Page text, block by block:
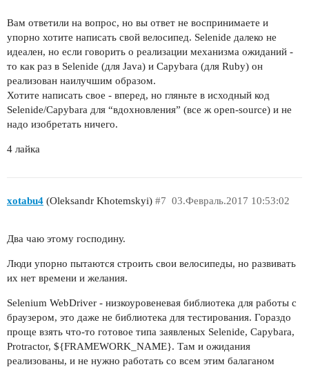
Вам ответили на вопрос, но вы ответ не воспринимаете и
упорно хотите написать свой велосипед. Selenide далеко не
идеален, но если говорить о реализации механизма ожиданий -
то как раз в Selenide (для Java) и Capybara (для Ruby) он
реализован наилучшим образом.
Хотите написать свое - вперед, но гляньте в исходный код
Selenide/Capybara для “вдохновления” (все ж open-source) и не
надо изобретать ничего.
4 лайка
xotabu4 (Oleksandr Khotemskyi) 03.Февраль.2017 10:53:02
#7
Два чаю этому господину.
Люди упорно пытаются строить свои велосипеды, но развивать
их нет времени и желания.
Selenium WebDriver - низкоуровеневая библиотека для работы с
браузером, это даже не библиотека для тестирования. Гораздо
проще взять что-то готовое типа заявленых Selenide, Capybara,
Protractor, ${FRAMEWORK_NAME}. Там и ожидания
реализованы, и не нужно работать со всем этим балаганом